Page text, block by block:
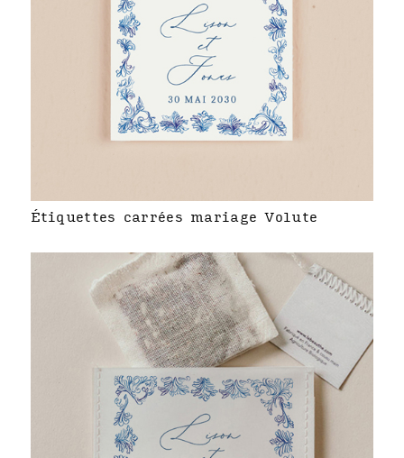
Étiquettes carrées mariage Volute